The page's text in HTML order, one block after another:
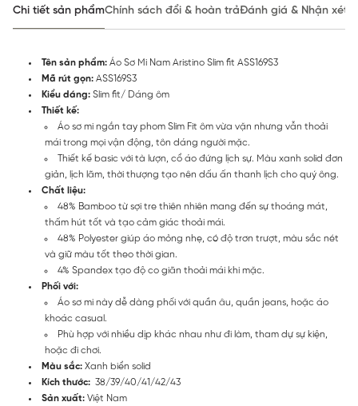
Chi tiết sản phẩmChính sách đổi & hoàn trảĐánh giá & Nhận xét
Tên sản phẩm: Áo Sơ Mi Nam Aristino Slim fit ASS169S3
Mã rút gọn: ASS169S3
Kiểu dáng: Slim fit/ Dáng ôm
Thiết kế:
Áo sơ mi ngắn tay phom Slim Fit ôm vừa vặn nhưng vẫn thoải
mái trong mọi vận động, tôn dáng người mặc.
Thiết kế basic với tà lượn, cổ áo đứng lịch sự. Màu xanh solid đơn
giản, lịch lãm, thời thượng tạo nên dấu ấn thanh lịch cho quý ông.
Chất liệu:
48% Bamboo từ sợi tre thiên nhiên mang đến sự thoáng mát,
thấm hút tốt và tạo cảm giác thoải mái.
48% Polyester giúp áo mỏng nhẹ, có độ trơn trượt, màu sắc nét
và giữ màu tốt theo thời gian.
4% Spandex tạo độ co giãn thoải mái khi mặc.
Phối với:
Áo sơ mi này dễ dàng phối với quần âu, quần jeans, hoặc áo
khoác casual.
Phù hợp với nhiều dịp khác nhau như đi làm, tham dự sự kiện,
hoặc đi chơi.
Màu sắc: Xanh biển solid
Kích thước: 38/39/40/41/42/43
Sản xuất: Việt Nam